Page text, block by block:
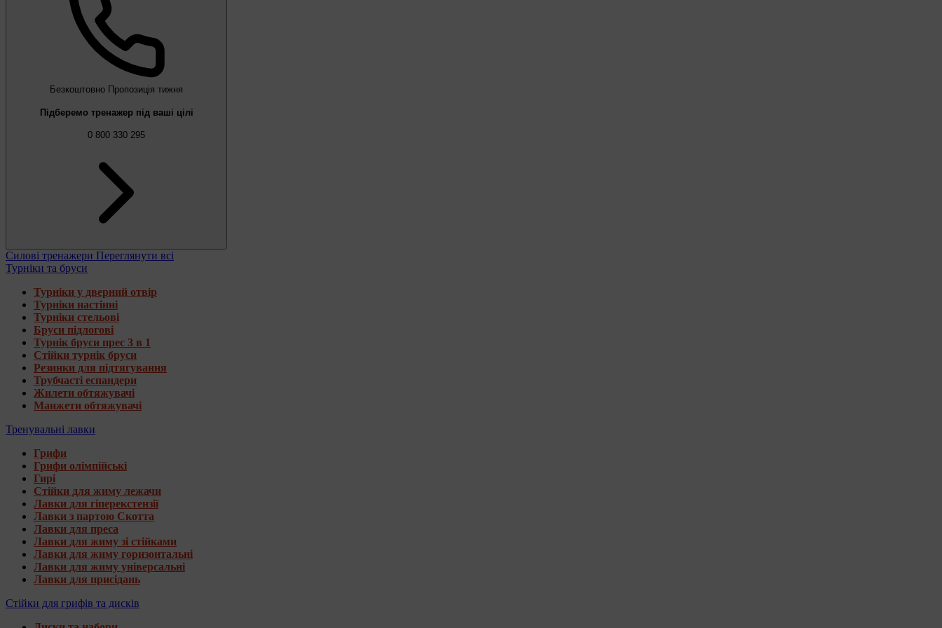
Безкоштовно Пропозиція тижня
Підберемо тренажер під ваші цілі
0 800 330 295
Силові тренажери Переглянути всі
Турніки та бруси
Турніки у дверний отвір
Турніки настінні
Турніки стельові
Бруси підлогові
Турнік бруси прес 3 в 1
Стійки турнік бруси
Резинки для підтягування
Трубчасті еспандери
Жилети обтяжувачі
Манжети обтяжувачі
Тренувальні лавки
Грифи
Грифи олімпійські
Гирі
Стійки для жиму лежачи
Лавки для гіперекстензії
Лавки з партою Скотта
Лавки для преса
Лавки для жиму зі стійками
Лавки для жиму горизонтальні
Лавки для жиму універсальні
Лавки для присідань
Стійки для грифів та дисків